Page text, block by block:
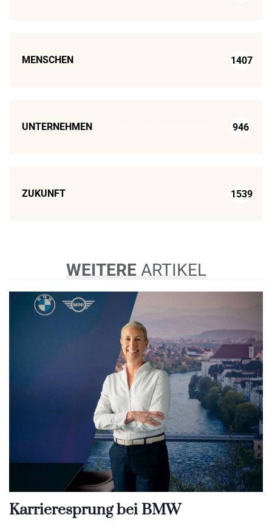
MENSCHEN 1407
UNTERNEHMEN 946
ZUKUNFT 1539
WEITERE ARTIKEL
Karrieresprung bei BMW